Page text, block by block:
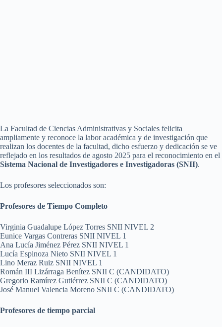
La Facultad de Ciencias Administrativas y Sociales felicita
ampliamente y reconoce la labor académica y de investigación que
realizan los docentes de la facultad, dicho esfuerzo y dedicación se ve
reflejado en los resultados de agosto 2025 para el reconocimiento en el
Sistema Nacional de Investigadores e Investigadoras (SNII).
Los profesores seleccionados son:
Profesores de Tiempo Completo
Virginia Guadalupe López Torres SNII NIVEL 2
Eunice Vargas Contreras SNII NIVEL 1
Ana Lucía Jiménez Pérez SNII NIVEL 1
Lucía Espinoza Nieto SNII NIVEL 1
Lino Meraz Ruiz SNII NIVEL 1
Román III Lizárraga Benítez SNII C (CANDIDATO)
Gregorio Ramírez Gutiérrez SNII C (CANDIDATO)
José Manuel Valencia Moreno SNII C (CANDIDATO)
Profesores de tiempo parcial